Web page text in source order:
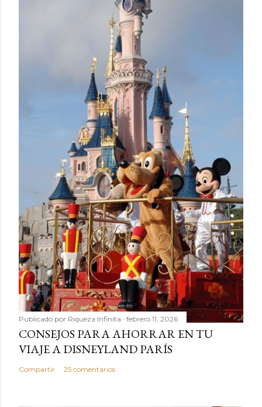
Publicado por Riqueza Infinita febrero 11, 2026
CONSEJOS PARA AHORRAR EN TU
VIAJE A DISNEYLAND PARÍS
Compartir 25 comentarios